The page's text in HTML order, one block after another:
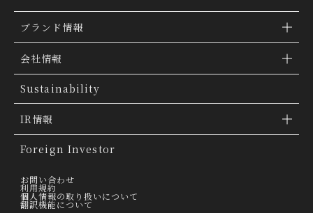
ブランド情報
ブランド検索
ブランドトピックス
「ファッションの力を信じよう」
THE MOVIE
会社情報
TSI トピックス
会社概要
会社沿革
グループ会社
経営理念
Sustainability
IR情報
IR情報
IR トピックス
IRライブラリー
Foreign Investor
お問い合わせ
利用規約
個人情報の取り扱いについて
翻訳機能について